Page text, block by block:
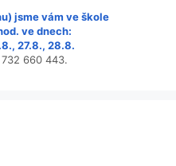
jsme vám ve škole
ve dnech:
27.8., 28.8.
660 443.